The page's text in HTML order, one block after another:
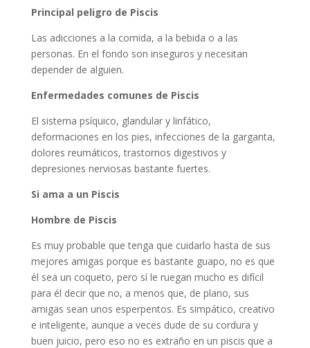
Principal peligro de Piscis
Las adicciones a la comida, a la bebida o a las
personas. En el fondo son inseguros y necesitan
depender de alguien.
Enfermedades comunes de Piscis
El sistema psíquico, glandular y linfático,
deformaciones en los pies, infecciones de la garganta,
dolores reumáticos, trastornos digestivos y
depresiones nerviosas bastante fuertes.
Si ama a un Piscis
Hombre de Piscis
Es muy probable que tenga que cuidarlo hasta de sus
mejores amigas porque es bastante guapo, no es que
él sea un coqueto, pero sí le ruegan mucho es difícil
para él decir que no, a menos que, de plano, sus
amigas sean unos esperpentos. Es simpático, creativo
e inteligente, aunque a veces dude de su cordura y
buen juicio, pero eso no es extraño en un piscis que a